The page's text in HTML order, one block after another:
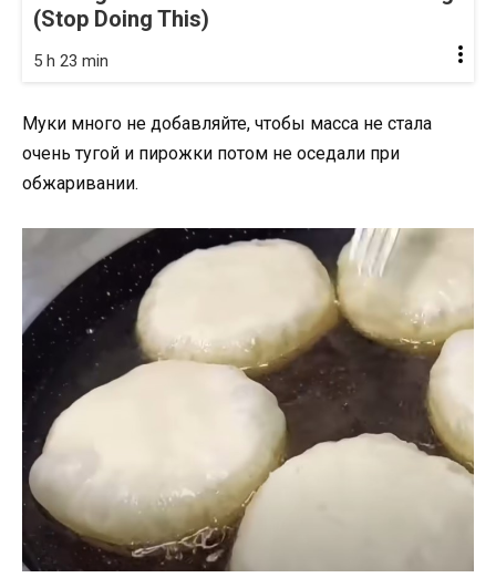
(Stop Doing This)
5 h 23 min
Муки много не добавляйте, чтобы масса не стала
очень тугой и пирожки потом не оседали при
обжаривании.